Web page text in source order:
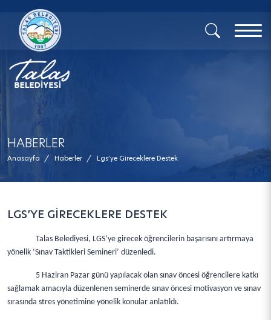
x
HABERLER
Anasayfa / Haberler / Lgs’ye Gireceklere Destek
LGS’YE GİRECEKLERE DESTEK
Talas Belediyesi, LGS’ye girecek öğrencilerin başarısını artırmaya
yönelik ‘Sınav Taktikleri Semineri’ düzenledi.
5 Haziran Pazar günü yapılacak olan sınav öncesi öğrencilere katkı
sağlamak amacıyla düzenlenen seminerde sınav öncesi motivasyon ve sınav
sırasında stres yönetimine yönelik konular anlatıldı.